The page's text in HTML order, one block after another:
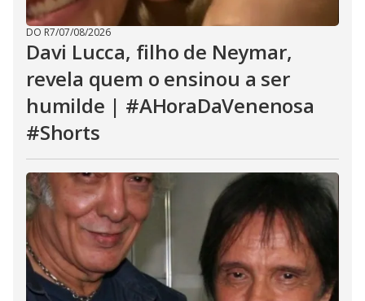
DO R7/07/08/2026
Davi Lucca, filho de Neymar,
revela quem o ensinou a ser
humilde | #AHoraDaVenenosa
#Shorts